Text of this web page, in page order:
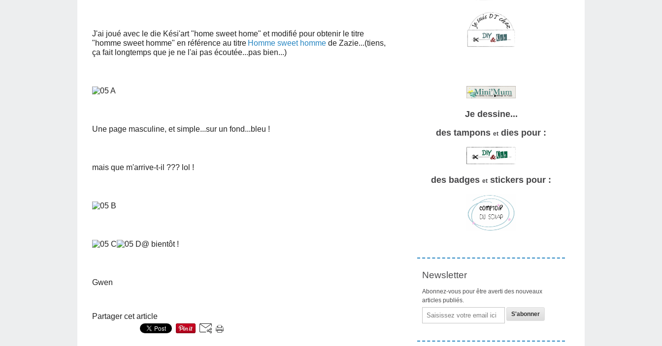
J'ai joué avec le die Kési'art "home sweet home" et modifié pour obtenir le titre
"homme sweet homme" en référence au titre Homme sweet homme de Zazie...(tiens,
ça fait longtemps que je ne l'ai pas écoutée...pas bien...)
Une page masculine, et simple...sur un fond...bleu !
mais que m'arrive-t-il ??? lol !
@ bientôt !
Gwen
Partager cet article
Je dessine...
des tampons et dies pour :
des badges et stickers pour :
Newsletter
Abonnez-vous pour être averti des nouveaux
articles publiés.
Email